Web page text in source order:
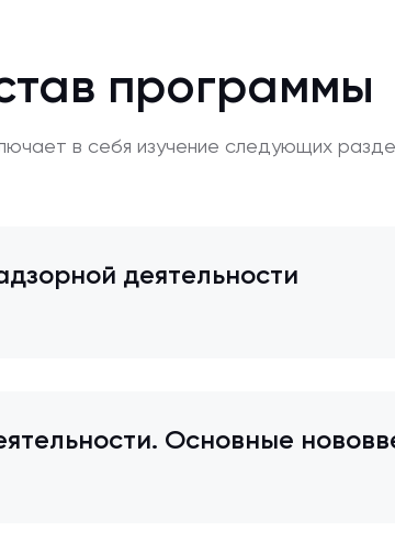
программы
в себя изучение следующих
деятельности
Основные